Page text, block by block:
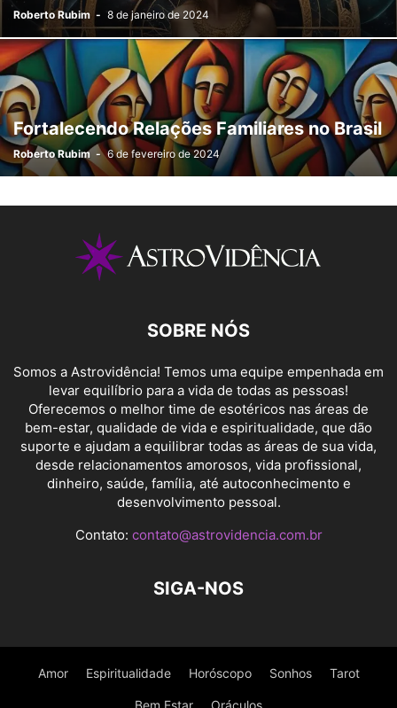
Roberto Rubim - 8 de janeiro de 2024
Fortalecendo Relações Familiares no Brasil
Roberto Rubim - 6 de fevereiro de 2024
SOBRE NÓS
Somos a Astrovidência! Temos uma equipe empenhada em
levar equilíbrio para a vida de todas as pessoas!
Oferecemos o melhor time de esotéricos nas áreas de
bem-estar, qualidade de vida e espiritualidade, que dão
suporte e ajudam a equilibrar todas as áreas de sua vida,
desde relacionamentos amorosos, vida profissional,
dinheiro, saúde, família, até autoconhecimento e
desenvolvimento pessoal.
Contato: contato@astrovidencia.com.br
SIGA-NOS
Amor Espiritualidade Horóscopo Sonhos Tarot
Bem Estar Oráculos